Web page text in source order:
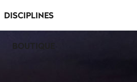
DISCIPLINES
BOUTIQUE